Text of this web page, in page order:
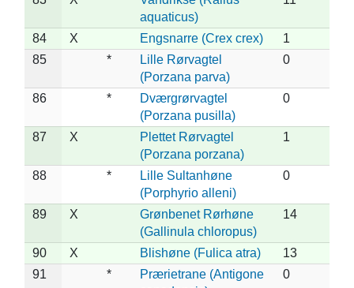
aquaticus)
84 X Engsnarre (Crex crex)
1
85
*
Lille Rørvagtel
(Porzana parva)
0
86 *
Dværgrørvagtel
(Porzana pusilla)
0
87 X
Plettet Rørvagtel
(Porzana porzana)
1
88 *
Lille Sultanhøne
(Porphyrio alleni)
0
89 X
Grønbenet Rørhøne
(Gallinula chloropus)
14
90 X Blishøne (Fulica atra)
13
91
*
Prærietrane (Antigone
0